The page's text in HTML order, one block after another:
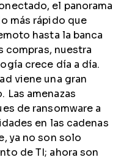
el panorama
más rápido que
hasta la banca
compras, nuestra
crece día a día.
viene una gran
amenazas
de ransomware a
en las cadenas
ya no son solo
de TI; ahora son